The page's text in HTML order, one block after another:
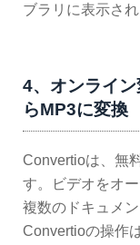
ブラリに表示され
4、オンライ
らMP3に変換
Convertioは、無
す。ビデオをオ
複数のドキュメ
Convertioの操作